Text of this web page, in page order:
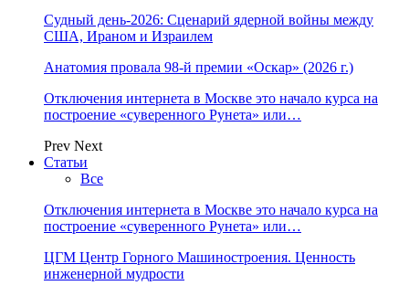
Судный день-2026: Сценарий ядерной войны между
США, Ираном и Израилем
Анатомия провала 98-й премии «Оскар» (2026 г.)
Отключения интернета в Москве это начало курса на
построение «суверенного Рунета» или…
Prev Next
Статьи
Все
Отключения интернета в Москве это начало курса на
построение «суверенного Рунета» или…
ЦГМ Центр Горного Машиностроения. Ценность
инженерной мудрости